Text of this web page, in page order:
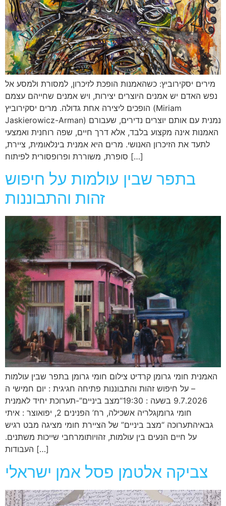
מירים יסקירוביץ: כשהאמנות הופכת לזיכרון, למסורת ולמסע אל
נפש האדם יש אמנים היוצרים יצירות, ויש אמנים שחייהם עצמם
הופכים ליצירה אחת גדולה. מרים יסקירוביץ (Miriam
Jaskierowicz-Arman) נמנית עם אותם יוצרים נדירים, שעבורם
האמנות אינה מקצוע בלבד, אלא דרך חיים, שפה רוחנית ואמצעי
לתעד את הזיכרון האנושי. מרים היא אמנית בינלאומית, ציירת,
סופרת, משוררת ופרופסורית לפיתוח […]
בתפר שבין עולמות על חיפוש
זהות והתבוננות
האמנית חומי גרומן קרדיט צילום חומי גרומן בתפר שבין עולמות
– על חיפוש זהות והתבוננות פתיחה חגיגית : יום חמישי ה
9.7.2026 בשעה : 19:30“מצב ביניים”-תערוכת יחיד לאמנית
חומי גרומןגלריה אשכילה, רח’ הפנינים 2, יפואוצר : איתי
גבאיהתערוכה “מצב ביניים” של הציירת חומי מציגה מבט רגיש
על חיים הנעים בין עולמות, זהויותומרחבי שייכות משתנים.
העבודות […]
צביקה אלטמן פסל אמן ישראלי